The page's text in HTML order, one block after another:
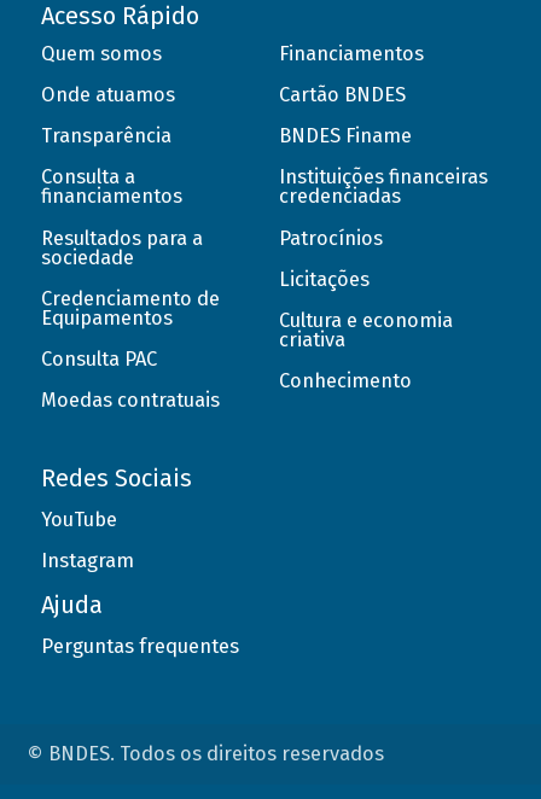
Acesso Rápido
Quem somos
Onde atuamos
Transparência
Consulta a
financiamentos
Resultados para a
sociedade
Credenciamento de
Equipamentos
Consulta PAC
Moedas contratuais
Financiamentos
Cartão BNDES
BNDES Finame
Instituições financeiras
credenciadas
Patrocínios
Licitações
Cultura e economia
criativa
Conhecimento
Redes Sociais
YouTube
Instagram
Ajuda
Perguntas frequentes
© BNDES. Todos os direitos reservados